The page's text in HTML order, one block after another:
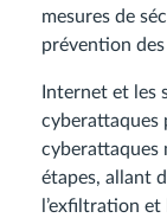
mesures de
prévention
Internet et les
cyberattaques
cyberattaques
étapes, allant
l’exfiltration